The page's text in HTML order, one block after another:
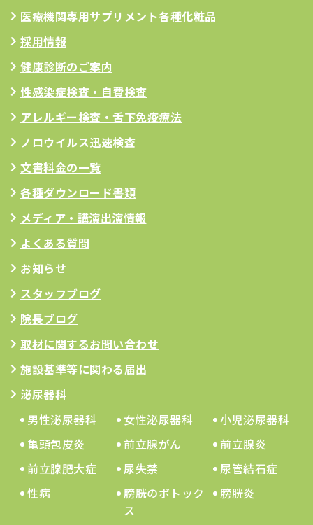
医療機関専用サプリメント各種化粧品
採用情報
健康診断のご案内
性感染症検査・自費検査
アレルギー検査 ・舌下免疫療法
ノロウイルス迅速検査
文書料金の一覧
各種ダウンロード書類
メディア・講演出演情報
よくある質問
お知らせ
スタッフブログ
院長ブログ
取材に関するお問い合わせ
施設基準等に関わる届出
泌尿器科
男性泌尿器科
女性泌尿器科
小児泌尿器科
亀頭包皮炎
前立腺がん
前立腺炎
前立腺肥大症
尿失禁
尿管結石症
性病
膀胱のボトック
ス
膀胱炎